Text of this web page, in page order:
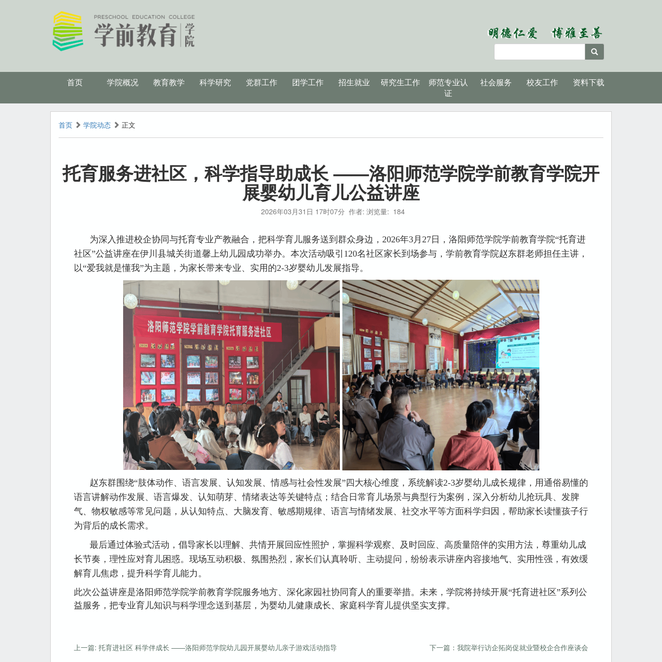
首页 学院概况 教育教学 科学研究 党群工作 团学工作 招生就业 研究生工作
师范专业认
证
社会服务 校友工作 资料下载
首页 学院动态 正文
托育服务进社区，科学指导助成长 ——洛阳师范学院学前教育学院开
展婴幼儿育儿公益讲座
2026年03月31日 17时07分 作者: 浏览量: 184
为深入推进校企协同与托育专业产教融合，把科学育儿服务送到群众身边，2026年3月27日，洛阳师范学院学前教育学院“托育进
社区”公益讲座在伊川县城关街道馨上幼儿园成功举办。本次活动吸引120名社区家长到场参与，学前教育学院赵东群老师担任主讲，
以“爱我就是懂我”为主题，为家长带来专业、实用的2-3岁婴幼儿发展指导。
赵东群围绕“肢体动作、语言发展、认知发展、情感与社会性发展”四大核心维度，系统解读2-3岁婴幼儿成长规律，用通俗易懂的
语言讲解动作发展、语言爆发、认知萌芽、情绪表达等关键特点；结合日常育儿场景与典型行为案例，深入分析幼儿抢玩具、发脾
气、物权敏感等常见问题，从认知特点、大脑发育、敏感期规律、语言与情绪发展、社交水平等方面科学归因，帮助家长读懂孩子行
为背后的成长需求。
最后通过体验式活动，倡导家长以理解、共情开展回应性照护，掌握科学观察、及时回应、高质量陪伴的实用方法，尊重幼儿成
长节奏，理性应对育儿困惑。现场互动积极、氛围热烈，家长们认真聆听、主动提问，纷纷表示讲座内容接地气、实用性强，有效缓
解育儿焦虑，提升科学育儿能力。
此次公益讲座是洛阳师范学院学前教育学院服务地方、深化家园社协同育人的重要举措。未来，学院将持续开展“托育进社区”系列公
益服务，把专业育儿知识与科学理念送到基层，为婴幼儿健康成长、家庭科学育儿提供坚实支撑。
上一篇: 托育进社区 科学伴成长 ——洛阳师范学院幼儿园开展婴幼儿亲子游戏活动指导 下一篇：我院举行访企拓岗促就业暨校企合作座谈会